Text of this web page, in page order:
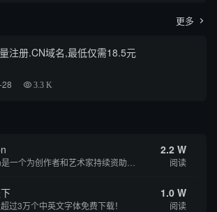
更多 
注册.CN域名,最低仅需18.5元
3.3 K
2.2 W
阅读
过3万个中英文字体免费下载！
1.0 W
阅读